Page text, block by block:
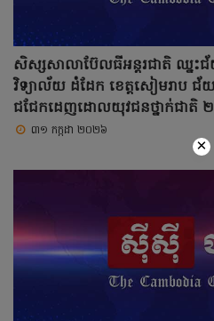
សិស្សសាលាប៊ែលធីអន្តរជាតិ ឈ្ន
វិទ្យាល័យ ដំដែក ខេត្តសៀមរាប ជ័
ជជែកដេញដោលយុវជនថ្នាក់ជាតិ
៣១ កក្កដា ២០២៦
×